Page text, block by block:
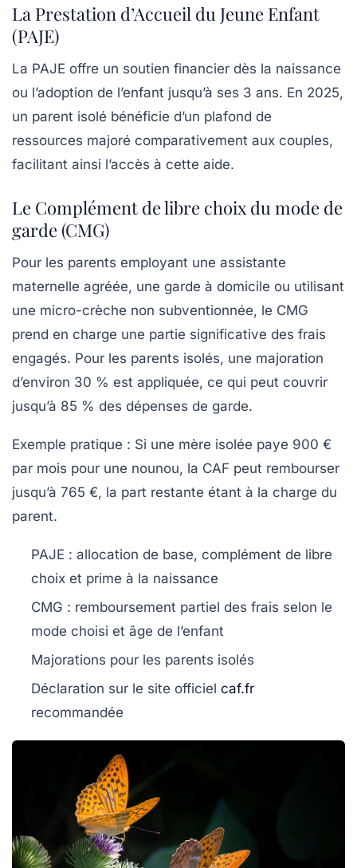
La Prestation d’Accueil du Jeune Enfant
(PAJE)
La PAJE offre un soutien financier dès la naissance
ou l’adoption de l’enfant jusqu’à ses 3 ans. En 2025,
un parent isolé bénéficie d’un plafond de
ressources majoré comparativement aux couples,
facilitant ainsi l’accès à cette aide.
Le Complément de libre choix du mode de
garde (CMG)
Pour les parents employant une assistante
maternelle agréée, une garde à domicile ou utilisant
une micro-crèche non subventionnée, le CMG
prend en charge une partie significative des frais
engagés. Pour les parents isolés, une majoration
d’environ 30 % est appliquée, ce qui peut couvrir
jusqu’à 85 % des dépenses de garde.
Exemple pratique : Si une mère isolée paye 900 €
par mois pour une nounou, la CAF peut rembourser
jusqu’à 765 €, la part restante étant à la charge du
parent.
PAJE : allocation de base, complément de libre
choix et prime à la naissance
CMG : remboursement partiel des frais selon le
mode choisi et âge de l’enfant
Majorations pour les parents isolés
Déclaration sur le site officiel caf.fr
recommandée